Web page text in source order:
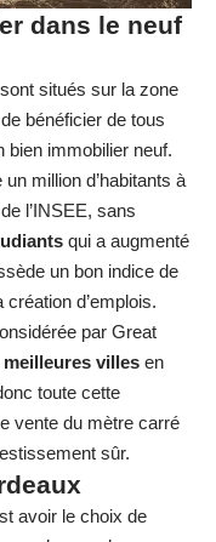
dans le neuf
situés sur la zone
bénéficier de tous
bien immobilier neuf.
million d’habitants à
l’INSEE, sans
qui a augmenté
un bon indice de
d’emplois.
par Great
meilleures villes en
toute cette
vente du mètre carré
sûr.
avoir le choix de